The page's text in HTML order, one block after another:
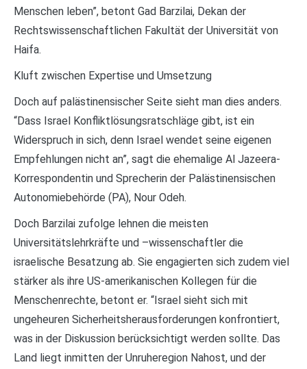
Menschen leben”, betont Gad Barzilai, Dekan der
Rechtswissenschaftlichen Fakultät der Universität von
Haifa.
Kluft zwischen Expertise und Umsetzung
Doch auf palästinensischer Seite sieht man dies anders.
“Dass Israel Konfliktlösungsratschläge gibt, ist ein
Widerspruch in sich, denn Israel wendet seine eigenen
Empfehlungen nicht an”, sagt die ehemalige Al Jazeera-
Korrespondentin und Sprecherin der Palästinensischen
Autonomiebehörde (PA), Nour Odeh.
Doch Barzilai zufolge lehnen die meisten
Universitätslehrkräfte und –wissenschaftler die
israelische Besatzung ab. Sie engagierten sich zudem viel
stärker als ihre US-amerikanischen Kollegen für die
Menschenrechte, betont er. “Israel sieht sich mit
ungeheuren Sicherheitsherausforderungen konfrontiert,
was in der Diskussion berücksichtigt werden sollte. Das
Land liegt inmitten der Unruheregion Nahost, und der